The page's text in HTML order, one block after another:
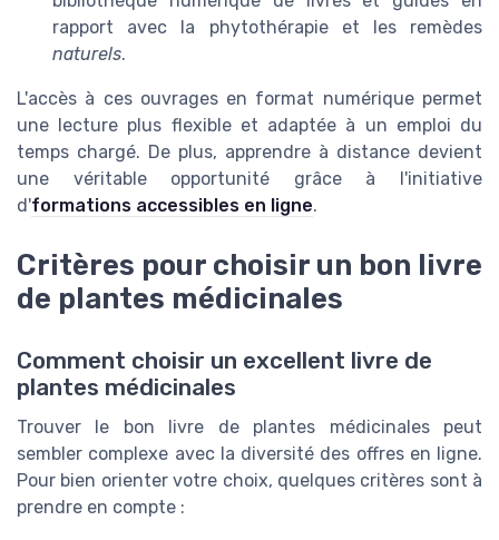
rapport avec la phytothérapie et les remèdes
naturels.
L'accès à ces ouvrages en format numérique permet
une lecture plus flexible et adaptée à un emploi du
temps chargé. De plus, apprendre à distance devient
une véritable opportunité grâce à l'initiative
d'formations accessibles en ligne.
Critères pour choisir un bon livre
de plantes médicinales
Comment choisir un excellent livre de
plantes médicinales
Trouver le bon livre de plantes médicinales peut
sembler complexe avec la diversité des offres en ligne.
Pour bien orienter votre choix, quelques critères sont à
prendre en compte :